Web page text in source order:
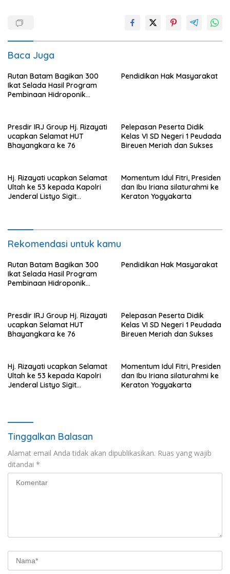
Baca Juga
Rutan Batam Bagikan 300
Ikat Selada Hasil Program
Pembinaan Hidroponik
Pendidikan Hak Masyarakat
Presdir IRJ Group Hj. Rizayati
ucapkan Selamat HUT
Bhayangkara ke 76
Pelepasan Peserta Didik
Kelas VI SD Negeri 1 Peudada
Bireuen Meriah dan Sukses
Hj. Rizayati ucapkan Selamat
Ultah ke 53 kepada Kapolri
Jenderal Listyo Sigit
Momentum Idul Fitri, Presiden
dan Ibu Iriana silaturahmi ke
Keraton Yogyakarta
Rekomendasi untuk kamu
Rutan Batam Bagikan 300
Ikat Selada Hasil Program
Pembinaan Hidroponik
Pendidikan Hak Masyarakat
Presdir IRJ Group Hj. Rizayati
ucapkan Selamat HUT
Bhayangkara ke 76
Pelepasan Peserta Didik
Kelas VI SD Negeri 1 Peudada
Bireuen Meriah dan Sukses
Hj. Rizayati ucapkan Selamat
Ultah ke 53 kepada Kapolri
Jenderal Listyo Sigit
Momentum Idul Fitri, Presiden
dan Ibu Iriana silaturahmi ke
Keraton Yogyakarta
Tinggalkan Balasan
Alamat email Anda tidak akan dipublikasikan. Ruas yang wajib
ditandai *